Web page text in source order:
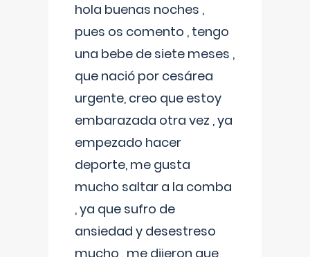
hola buenas noches ,
pues os comento , tengo
una bebe de siete meses ,
que nació por cesárea
urgente, creo que estoy
embarazada otra vez , ya
empezado hacer
deporte, me gusta
mucho saltar a la comba
, ya que sufro de
ansiedad y desestreso
mucho , me dijeron que